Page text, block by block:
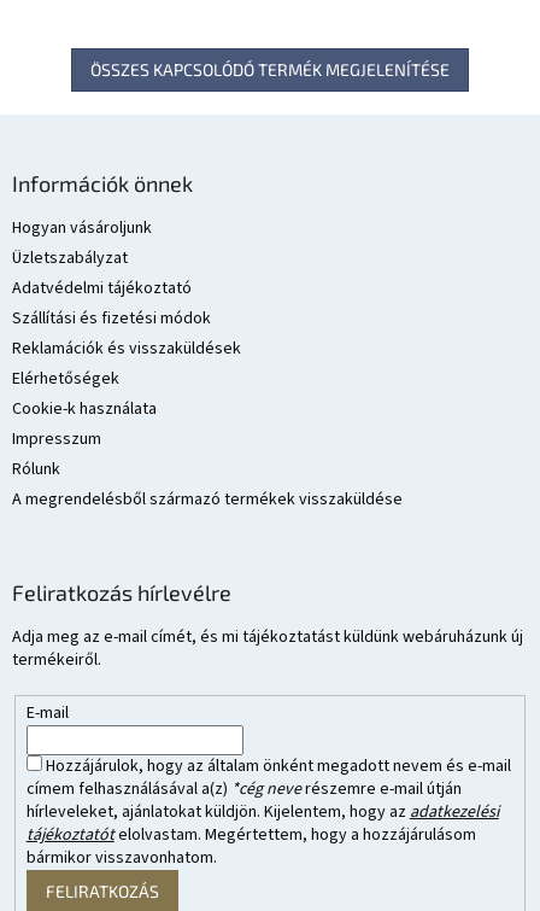
ÖSSZES KAPCSOLÓDÓ TERMÉK MEGJELENÍTÉSE
Információk önnek
Hogyan vásároljunk
Üzletszabályzat
Adatvédelmi tájékoztató
Szállítási és fizetési módok
Reklamációk és visszaküldések
Elérhetőségek
Cookie-k használata
Impresszum
Rólunk
A megrendelésből származó termékek visszaküldése
Feliratkozás hírlevélre
Adja meg az e-mail címét, és mi tájékoztatást küldünk webáruházunk új
termékeiről.
E-mail
Hozzájárulok, hogy az általam önként megadott nevem és e-mail
címem felhasználásával a(z) *cég neverészemre e-mail útján
hírleveleket, ajánlatokat küldjön. Kijelentem, hogy azadatkezelési
tájékoztatótelolvastam. Megértettem, hogy a hozzájárulásom
bármikor visszavonhatom.
FELIRATKOZÁS